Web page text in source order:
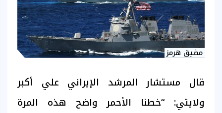
مضيق هرمز
قال مستشار المرشد الإيراني علي أكبر
ولايتي: “خطنا الأحمر واضح هذه المرة